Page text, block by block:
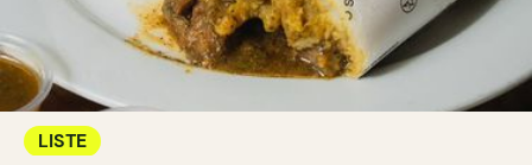
LISTE